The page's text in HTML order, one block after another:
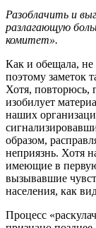
Разоблачить и
разлагающую
комитет».
Как и обещала, не
поэтому заметок
Хотя, повторюсь,
изобилует
наших
образом,
неприязнь. Хотя
имеющие в
вызывавшие
населения, как
Процесс